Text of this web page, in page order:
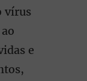
vírus
e